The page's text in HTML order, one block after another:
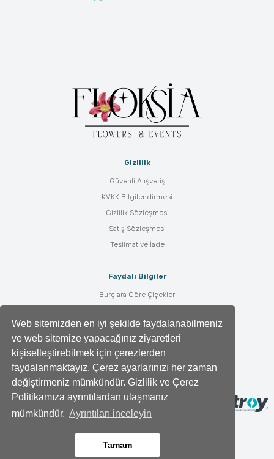
Web sitemizden en iyi şekilde faydalanabilmeniz
ve web sitemize yapacağınız ziyaretleri
kişiselleştirebilmek için çerezlerden
faydalanmaktayız. Çerez ayarlarınızı her zaman
değiştirmeniz mümkündür. Gizlilik ve Çerez
Politikamıza ayrıntılardan ulaşmanız
mümkündür. Ayrıntıları inceleyin
Tamam
Gizlilik
Güvenli Alışveriş
KVKK Bilgilendirmesi
Gizlilik Sözleşmesi
Satış Sözleşmesi
Teslimat ve İade
Faydalı Bilgiler
Burçlara Göre Çiçekler
Çiçek Anlamları
Tüm Blog Yazıları